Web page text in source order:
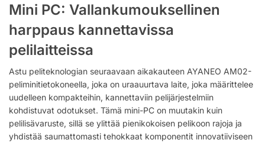
Mini PC: Vallankumouksellinen
harppaus kannettavissa
pelilaitteissa
Astu peliteknologian seuraavaan aikakauteen AYANEO AM02-
peliminitietokoneella, joka on uraauurtava laite, joka määrittelee
uudelleen kompakteihin, kannettaviin pelijärjestelmiin
kohdistuvat odotukset. Tämä mini-PC on muutakin kuin
pelilisävaruste, sillä se ylittää pienikokoisen pelikoon rajoja ja
yhdistää saumattomasti tehokkaat komponentit innovatiiviseen